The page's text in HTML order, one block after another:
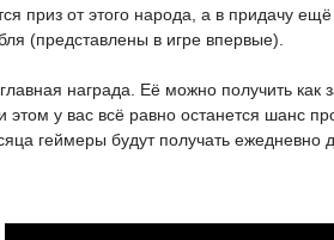
приз от этого народа, а в придачу
(представлены в игре впервые).
награда. Её можно получить
этом у вас всё равно останется шанс
геймеры будут получать